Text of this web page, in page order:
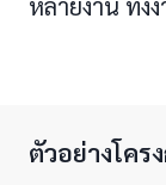
หลายงาน ทั้ง
ตัวอย่างโคร